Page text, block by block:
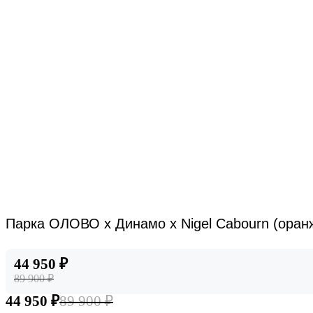
Парка ОЛОВО х Динамо х Nigel Cabourn
44 950 ₽
89 900 ₽
44 950 ₽89 900 ₽